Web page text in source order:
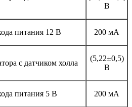
В
питания 12 В 200 мА
с датчиком холла
(5,22±0,5)
В
питания 5 В 200 мА